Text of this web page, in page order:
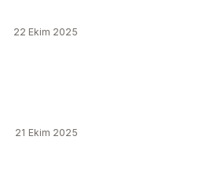
22 Ekim 2025
21 Ekim 2025